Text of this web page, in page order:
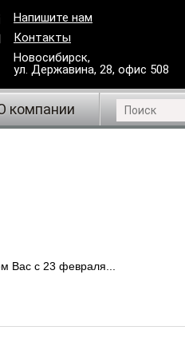
Напишите нам
Контакты
Новосибирск,
ул. Державина, 28, офис 508
компании
Вас с 23 февраля...